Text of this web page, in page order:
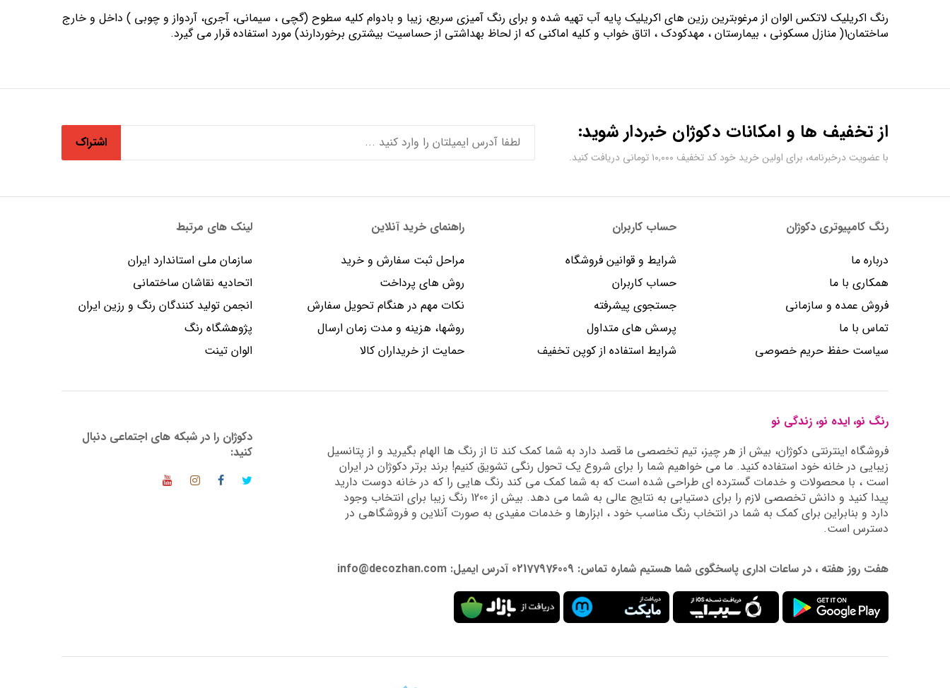
رنگ اكريليك لاتكس الوان از مرغوبترين رزين هاي اكريليك پايه آب تهيه شده و برای رنگ آمیزی سریع، زیبا و بادوام کلیه سطوح (گچی ، سیمانی، آجری، آردواز و چوبی ) داخل و خارج
ساختمان1( منازل مسكوني ، بيمارستان ، مهدكودك ، اتاق خواب و كليه اماكني كه از لحاظ بهداشتي از حساسيت بيشتري برخوردارند) مورد استفاده قرار می گیرد.
از تخفیف ها و امکانات دکوژان خبردار شوید:
با عضویت درخبرنامه، برای اولین خرید خود کد تخفیف ۱۰,۰۰۰ تومانی دریافت کنید.
اشتراک
رنگ کامپیوتری دکوژان
درباره ما
همکاری با ما
فروش عمده و سازمانی
تماس با ما
سیاست حفظ حریم خصوصی
حساب کاربران
شرایط و قوانین فروشگاه
حساب کاربران
جستجوی پیشرفته
پرسش های متداول
شرایط استفاده از کوپن تخفیف
راهنمای خرید آنلاین
مراحل ثبت سفارش و خرید
روش های پرداخت
نکات مهم در هنگام تحویل سفارش
روشها، هزینه و مدت زمان ارسال
حمایت از خریداران کالا
لینک های مرتبط
سازمان ملی استاندارد ایران
اتحادیه نقاشان ساختمانی
انجمن توليد كنندگان رنگ و رزين ايران
پژوهشگاه رنگ
الوان تینت
رنگ نو، ایده نو، زندگی نو
فروشگاه اینترنتی دکوژان، بیش از هر چیز، تیم تخصصی ما قصد دارد به شما کمک کند تا از رنگ ها الهام بگیرید و از پتانسیل
زیبایی در خانه خود استفاده کنید. ما می خواهیم شما را برای شروع یک تحول رنگی تشویق کنیم! برند برتر دکوژان در ایران
است ، با محصولات و خدمات گسترده ای طراحی شده است که به شما کمک می کند رنگ هایی را که در خانه دوست دارید
پیدا کنید و دانش تخصصی لازم را برای دستیابی به نتایج عالی به شما می دهد. بیش از 1200 رنگ زیبا برای انتخاب وجود
دارد و بنابراین برای کمک به شما در انتخاب رنگ مناسب خود ، ابزارها و خدمات مفیدی به صورت آنلاین و فروشگاهی در
دسترس است.
هفت روز هفته ، در ساعات اداری پاسخگوی شما هستیم شماره تماس: 02177976009 آدرس ایمیل: info@decozhan.com
دکوژان را در شبکه های اجتماعی دنبال
کنید: